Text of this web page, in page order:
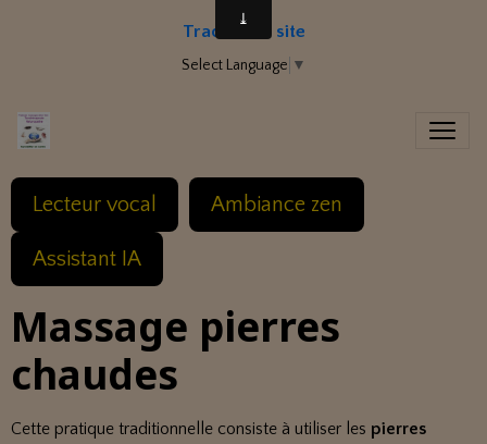
Traduire le site
Select Language ▼
Lecteur vocal Ambiance zen
Assistant IA
Massage pierres
chaudes
Cette pratique traditionnelle consiste à utiliser les pierres